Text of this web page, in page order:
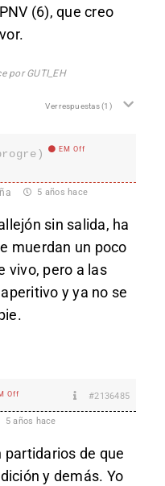
(6), que creo
por GUTI_EH
Ver respuestas(1)
EM Off
5 años hace
sin salida, ha
muerdan un poco
vivo, pero a las
y ya no se
Off #2136485
5 años hace
partidarios de que
y demás. Yo